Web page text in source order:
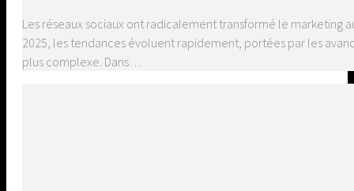
Les réseaux sociaux ont radicalement transformé le marketing
2025, les tendances évoluent rapidement, portées par les
plus complexe. Dans…